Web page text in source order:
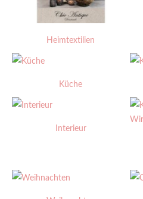
Heimtextilien
Küche
Interieur